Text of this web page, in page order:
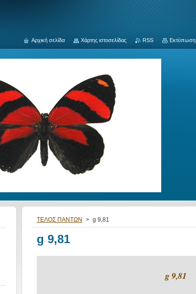
ΤΕΛΟΣ ΠΑΝΤΩΝ > g 9,81
g 9,81
g 9,81
Αρχική σελίδα Χάρτης ιστοσελίδας RSS Εκτύπωση